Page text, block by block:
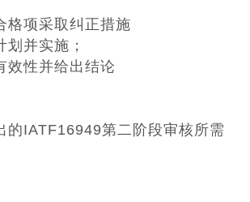
格项采取纠正措施
并实施；
效性并给出结论
的IATF16949第二阶段审核所需